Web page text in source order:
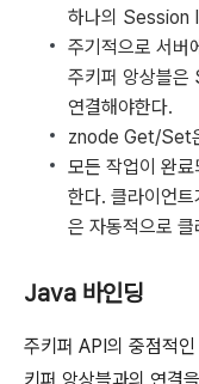
하나의 Session
주기적으로 서
주키퍼 앙상블은
연결해야한다.
znode Get/Set
모든 작업이 완
한다. 클라이언
은 자동적으로
Java 바인딩
주키퍼 API의 중점적